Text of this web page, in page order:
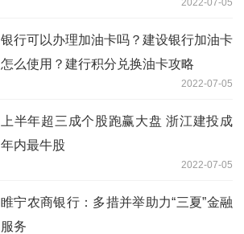
银行可以办理加油卡吗？建设银行加油卡
怎么使用？建行积分兑换油卡攻略
2022-07-05
上半年超三成个股跑赢大盘 浙江建投成
年内最牛股
2022-07-05
睢宁农商银行：多措并举助力“三夏”金融
服务